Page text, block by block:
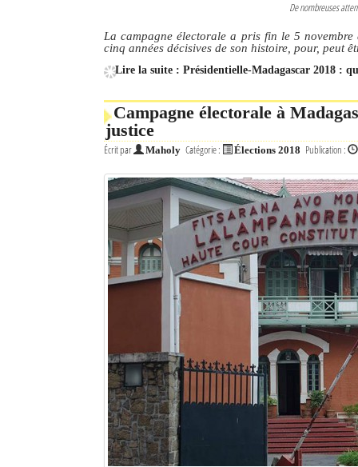
Connexion
Identifiant oublié ?
Mot de passe oublié ?
De nombreuses
La campagne électorale a pris fin le 5
cinq années décisives de son histoire, pour, peut
Lire la suite : Présidentielle-Madagascar 2018 :
Campagne électorale à
justice
Écrit par Maholy Catégorie : Élections 2018 Publication :